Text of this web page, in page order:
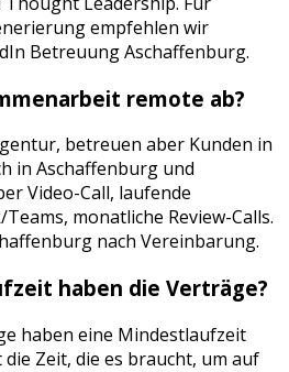
empfehlen wir
Betreuung Aschaffenburg.
remote ab?
betreuen aber Kunden in
in Aschaffenburg und
Video-Call, laufende
monatliche Review-Calls.
nach Vereinbarung.
haben die Verträge?
haben eine Mindestlaufzeit
Zeit, die es braucht, um auf